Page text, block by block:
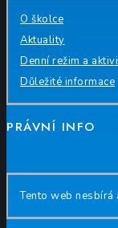
O školce
Aktuality
Denní režim a
Důležité informace
PRÁVNÍ INFO
Tento web nesbírá